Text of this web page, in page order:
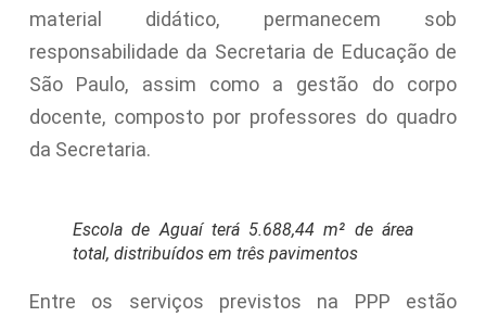
material didático, permanecem sob
responsabilidade da Secretaria de Educação de
São Paulo, assim como a gestão do corpo
docente, composto por professores do quadro
da Secretaria.
Escola de Aguaí terá 5.688,44 m² de área
total, distribuídos em três pavimentos
Entre os serviços previstos na PPP estão